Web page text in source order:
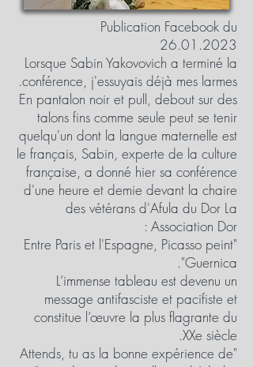
Publication Facebook du
26.01.2023
Lorsque Sabin Yakovovich a terminé la
conférence, j'essuyais déjà mes larmes.
En pantalon noir et pull, debout sur des
talons fins comme seule peut se tenir
quelqu'un dont la langue maternelle est
le français, Sabin, experte de la culture
française, a donné hier sa conférence
d'une heure et demie devant la chaire
des vétérans d'Afula du Dor La
Association Dor :
"Entre Paris et l'Espagne, Picasso peint
Guernica".
L’immense tableau est devenu un
message antifasciste et pacifiste et
constitue l’œuvre la plus flagrante du
XXe siècle.
"Attends, tu as la bonne expérience de